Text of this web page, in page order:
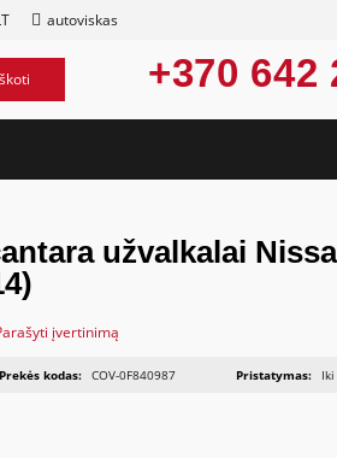
autoviskas
+370 642
užvalkalai
įvertinimą
Prekės kodas: COV-0F840987 Pristatymas: